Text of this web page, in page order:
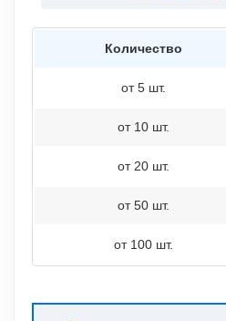
Количество
от 5 шт.
от 10 шт.
от 20 шт.
от 50 шт.
от 100 шт.